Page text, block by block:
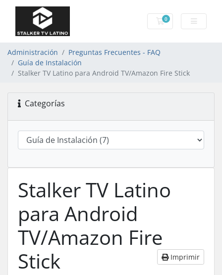
0
Carro de Pedidos
Administración
Preguntas Frecuentes - FAQ
Guía de Instalación
Stalker TV Latino para Android TV/Amazon Fire Stick
Categorías
Stalker TV Latino
para Android
TV/Amazon Fire
Stick
Imprimir